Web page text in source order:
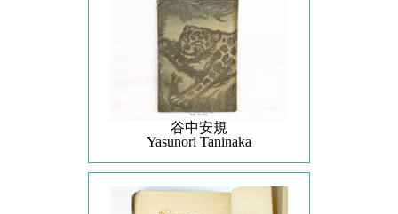
谷中安規
Yasunori Taninaka